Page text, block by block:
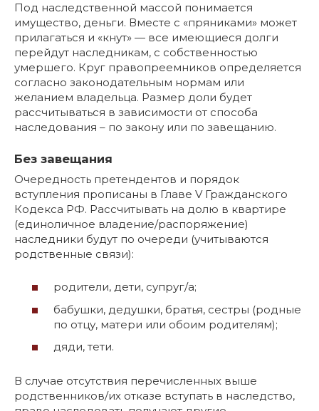
Под наследственной массой понимается
имущество, деньги. Вместе с «пряниками» может
прилагаться и «кнут» — все имеющиеся долги
перейдут наследникам, с собственностью
умершего. Круг правопреемников определяется
согласно законодательным нормам или
желанием владельца. Размер доли будет
рассчитываться в зависимости от способа
наследования – по закону или по завещанию.
Без завещания
Очередность претендентов и порядок
вступления прописаны в Главе V Гражданского
Кодекса РФ. Рассчитывать на долю в квартире
(единоличное владение/распоряжение)
наследники будут по очереди (учитываются
родственные связи):
родители, дети, супруг/а;
бабушки, дедушки, братья, сестры (родные
по отцу, матери или обоим родителям);
дяди, тети.
В случае отсутствия перечисленных выше
родственников/их отказе вступать в наследство,